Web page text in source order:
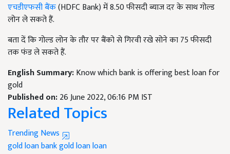
एचडीएफसी बैंक(HDFC Bank)में8.50फीसदी ब्याज दर के साथ गोल्ड
लोन ले सकते हैं.
बता दें कि गोल्ड लोन के तौर पर बैंको से गिरवी रखे सोने का 75फीसदी
तक फंड ले सकते हैं.
English Summary:Know which bank is offering best loan for
gold
Published on:26 June 2022, 06:16 PM IST
Related Topics
Trending News
gold loanbank gold loanloan